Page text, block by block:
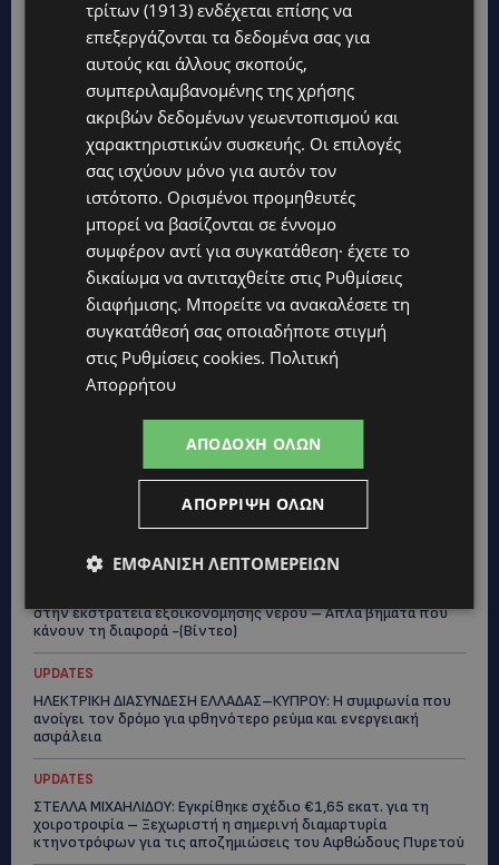
Topics
ΦΩΤΙΑ ΣΤΟΝ ΒΟΛΟ: Στις φλόγες περιοχή πάνω από το αρχαίο
θέατρο Δημητριάδος
STORIES
ΜΑΝΩΛΗΣ ΕΜΜΑΝΟΥΗΛ: Η ιστορία της θρυλικής Corner Pub
που ξυπνά μνήμες δεκαετιών – Το αφιέρωμα μετά τη φωτιά-
ΘΕΣΣΑΛΟΝΙΚΗ: Σοκ από την κακοποίηση άγριων χελωνών –
Τις έβαψαν με πορτοκαλί λαδομπογιά-(Φώτο)
Συγκρατημένη αισιοδοξία για το νέο σχέδιο στήριξης των
ατόμων με αναπηρία
STORIES
στην εκστρατεία εξοικονόμησης νερού – Απλά βήματα που
κάνουν τη διαφορά -(Βίντεο)
UPDATES
ΗΛΕΚΤΡΙΚΗ ΔΙΑΣΥΝΔΕΣΗ ΕΛΛΑΔΑΣ–ΚΥΠΡΟΥ: Η συμφωνία που
ανοίγει τον δρόμο για φθηνότερο ρεύμα και ενεργειακή
ασφάλεια
UPDATES
ΣΤΕΛΛΑ ΜΙΧΑΗΛΙΔΟΥ: Εγκρίθηκε σχέδιο €1,65 εκατ. για τη
χοιροτροφία – Ξεχωριστή η σημερινή διαμαρτυρία
κτηνοτρόφων για τις αποζημιώσεις του Αφθώδους Πυρετού
τρίτων (1913) ενδέχεται επίσης να
επεξεργάζονται τα δεδομένα σας για
αυτούς και άλλους σκοπούς,
συμπεριλαμβανομένης της χρήσης
ακριβών δεδομένων γεωεντοπισμού και
χαρακτηριστικών συσκευής. Οι επιλογές
σας ισχύουν μόνο για αυτόν τον
ιστότοπο. Ορισμένοι προμηθευτές
μπορεί να βασίζονται σε έννομο
συμφέρον αντί για συγκατάθεση· έχετε το
δικαίωμα να αντιταχθείτε στις Ρυθμίσεις
διαφήμισης. Μπορείτε να ανακαλέσετε τη
συγκατάθεσή σας οποιαδήποτε στιγμή
στις Ρυθμίσεις cookies. Πολιτική
Απορρήτου
ΑΠΟΔΟΧΉ ΌΛΩΝ
ΑΠΌΡΡΙΨΗ ΌΛΩΝ
ΕΜΦΆΝΙΣΗ ΛΕΠΤΟΜΕΡΕΙΏΝ